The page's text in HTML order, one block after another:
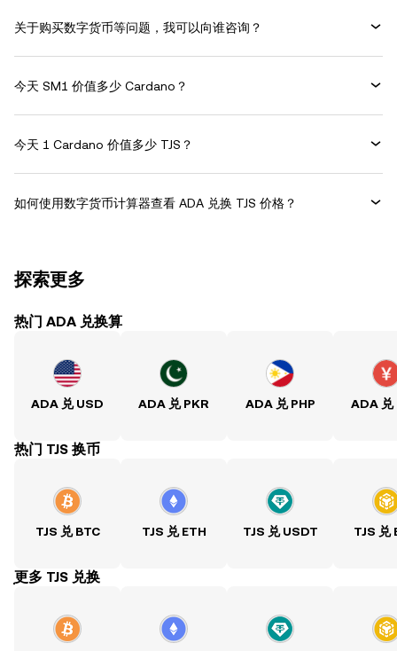
关于购买数字货币等问题，我可以向谁咨询？
今天 SM1 价值多少 Cardano？
今天 1 Cardano 价值多少 TJS？
如何使用数字货币计算器查看 ADA 兑换 TJS 价格？
探索更多
热门 ADA 兑换算
ADA 兑 USD ADA 兑 PKR ADA 兑 PHP ADA 兑
热门 TJS 换币
TJS 兑 BTC TJS 兑 ETH TJS 兑 USDT TJS 兑
ִִִִִִִִִִִִִִִִִִִִִִִִִִִִִִִִִִִִִִִִִִִִִִִִ更多 TJS 兑换